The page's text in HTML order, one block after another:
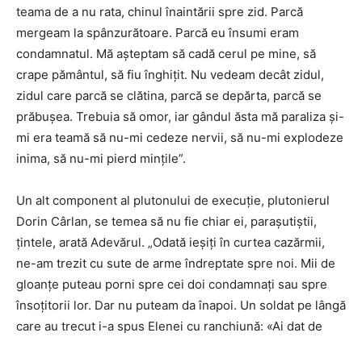
teama de a nu rata, chinul înaintării spre zid. Parcă
mergeam la spânzurătoare. Parcă eu însumi eram
condamnatul. Mă aşteptam să cadă cerul pe mine, să
crape pământul, să fiu înghiţit. Nu vedeam decât zidul,
zidul care parcă se clătina, parcă se depărta, parcă se
prăbuşea. Trebuia să omor, iar gândul ăsta mă paraliza şi-
mi era teamă să nu-mi cedeze nervii, să nu-mi explodeze
inima, să nu-mi pierd minţile”.
Un alt component al plutonului de execuţie, plutonierul
Dorin Cârlan, se temea să nu fie chiar ei, paraşutiştii,
ţintele, arată Adevărul. „Odată ieşiţi în curtea cazărmii,
ne-am trezit cu sute de arme îndreptate spre noi. Mii de
gloanţe puteau porni spre cei doi condamnaţi sau spre
însoţitorii lor. Dar nu puteam da înapoi. Un soldat pe lângă
care au trecut i-a spus Elenei cu ranchiună: «Ai dat de